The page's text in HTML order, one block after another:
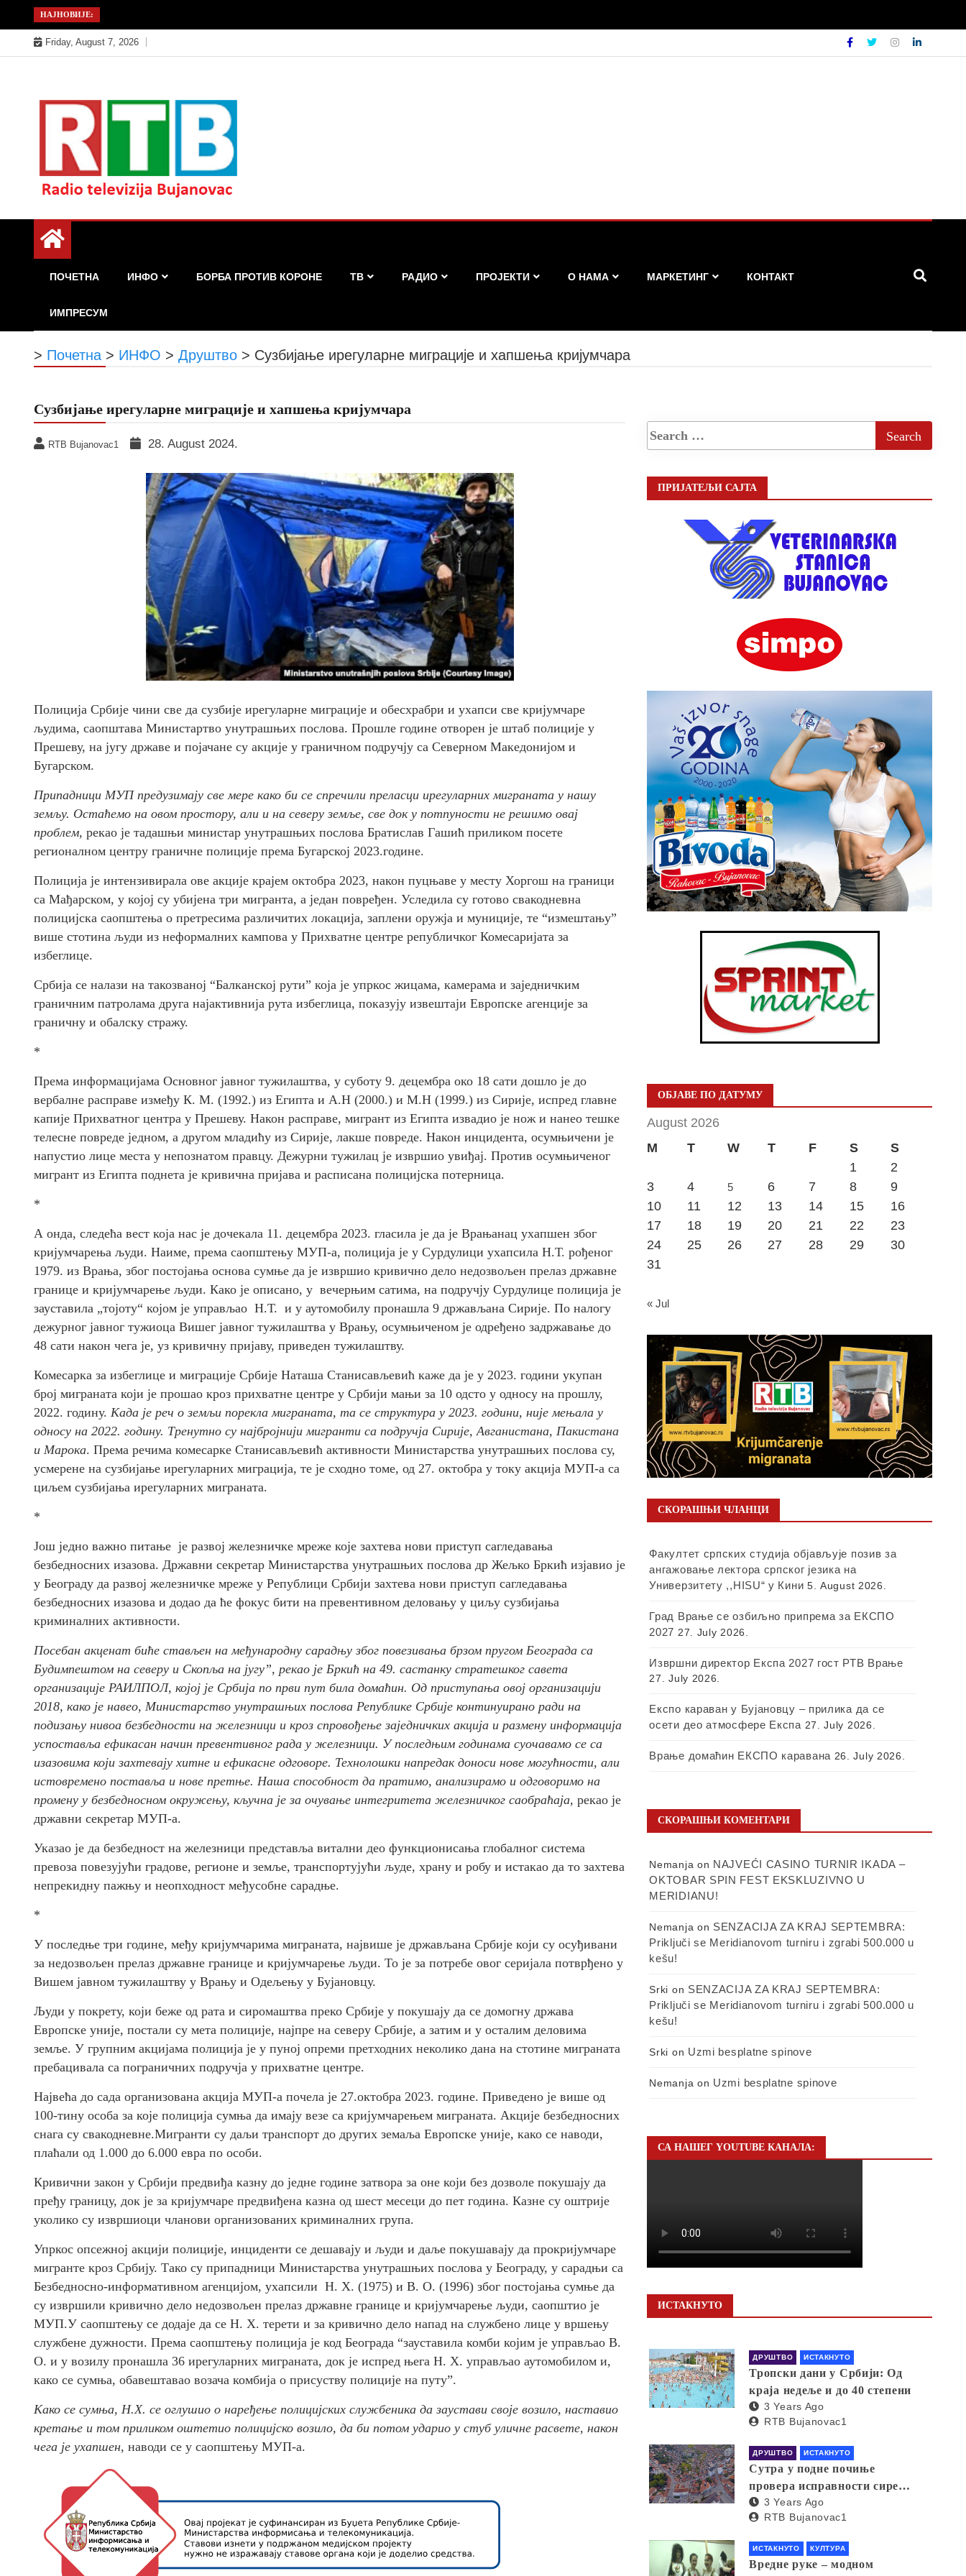
to
content
НАЈНОВИЈЕ:
Friday, August 7, 2026
РТБ Бујановац
ПОЧЕТНА ИНФО БОРБА ПРОТИВ КОРОНЕ ТВ РАДИО ПРОЈЕКТИ О НАМА МАРКЕТИНГ КОНТАКТ
ИМПРЕСУМ
> Почетна > ИНФО > Друштво > Сузбијање ирегуларне миграције и хапшења кријумчара
Сузбијање ирегуларне миграције и хапшења кријумчара
RTB Bujanovac1 28. August 2024.
Полиција Србије чини све да сузбије ирегуларне миграције и обесхрабри и ухапси све кријумчаре
људима, саопштава Министартво унутрашњих послова. Прошле године отворен је штаб полиције у
Прешеву, на југу државе и појачане су акције у граничном подручју са Северном Македонијом и
Бугарском.
Припадници МУП предузимају све мере како би се спречили преласци ирегуларних миграната у нашу
земљу. Остаћемо на овом простору, али и на северу земље, све док у потпуности не решимо овај
проблем, рекао је тадашњи министар унутрашњих послова Братислав Гашић приликом посете
регионалном центру граничне полиције према Бугарској 2023.године.
Полиција је интензивирала ове акције крајем октобра 2023, након пуцњаве у месту Хоргош на граници
са Мађарском, у којој су убијена три мигранта, а један повређен. Уследила су готово свакодневна
полицијска саопштења о претресима различитих локација, заплени оружја и муниције, те “измештању”
више стотина људи из неформалних кампова у Прихватне центре републичког Комесаријата за
избеглице.
Србија се налази на такозваној “Балканској рути” која је упркос жицама, камерама и заједничким
граничним патролама друга најактивнија рута избеглица, показују извештаји Европске агенције за
граничну и обалску стражу.
*
Према информацијама Основног јавног тужилаштва, у суботу 9. децембра око 18 сати дошло је до
вербалне расправе између К. М. (1992.) из Египта и А.Н (2000.) и М.Н (1999.) из Сирије, испред главне
капије Прихватног центра у Прешеву. Након расправе, мигрант из Египта извадио је нож и нанео тешке
телесне повреде једном, а другом младићу из Сирије, лакше повреде. Након инцидента, осумњичени је
напустио лице места у непознатом правцу. Дежурни тужилац је извршио увиђај. Против осумњиченог
мигрант из Египта поднета је кривична пријава и расписана полицијска потерница.
*
А онда, следећа вест која нас је дочекала 11. децембра 2023. гласила је да је Врањанац ухапшен због
кријумчарења људи. Наиме, према саопштењу МУП-а, полиција је у Сурдулици ухапсила Н.Т. рођеног
1979. из Врања, због постојања основа сумње да је извршио кривично дело недозвољен прелаз државне
границе и кријумчарење људи. Како је описано, у вечерњим сатима, на подручју Сурдулице полиција је
зауставила „тојоту“ којом је управљао Н.Т. и у аутомобилу пронашла 9 држављана Сирије. По налогу
дежурног јавног тужиоца Вишег јавног тужилаштва у Врању, осумњиченом је одређено задржавање до
48 сати након чега је, уз кривичну пријаву, приведен тужилаштву.
Комесарка за избеглице и миграције Србије Наташа Станисављевић каже да је у 2023. години укупан
број миграната који је прошао кроз прихватне центре у Србији мањи за 10 одсто у односу на прошлу,
2022. годину. Када је реч о земљи порекла миграната, та се структура у 2023. години, није мењала у
односу на 2022. годину. Тренутно су најбројнији мигранти са подручја Сирије, Авганистана, Пакистана
и Марока. Према речима комесарке Станисављевић активности Министарства унутрашњих послова су,
усмерене на сузбијање ирегуларних миграција, те је сходно томе, од 27. октобра у току акција МУП-а са
циљем сузбијања ирегуларних миграната.
*
Још једно важно питање је развој железничке мреже које захтева нови приступ сагледавања
безбедносних изазова. Државни секретар Министарства унутрашњих послова др Жељко Бркић изјавио је
у Београду да развој железничке мреже у Републици Србији захтева нови приступ сагледавања
безбедносних изазова и додао да ће фокус бити на превентивном деловању у циљу сузбијања
криминалних активности.
Посебан акценат биће стављен на међународну сарадњу због повезивања брзом пругом Београда са
Будимпештом на северу и Скопља на југу”, рекао је Бркић на 49. састанку стратешког савета
организације РАИЛПОЛ, којој је Србија по први пут била домаћин. Од приступања овој организацији
2018, како је навео, Министарство унутрашњих послова Републике Србије континуирано ради на
подизању нивоа безбедности на железници и кроз спровођење заједничких акција и размену информација
успоставља ефикасан начин превентивног рада у железници. У последњим годинама суочавамо се са
изазовима који захтевају хитне и ефикасне одговоре. Технолошки напредак доноси нове могућности, али
истовремено поставља и нове претње. Наша способност да пратимо, анализирамо и одговоримо на
промену у безбедносном окружењу, кључна је за очување интегритета железничког саобраћаја, рекао је
државни секретар МУП-а.
Указао је да безбедност на железници представља витални део функционисања глобалног система
превоза повезујући градове, регионе и земље, транспортујући људе, храну и робу и истакао да то захтева
непрекидну пажњу и неопходност међусобне сарадње.
*
У последње три године, међу кријумчарима миграната, највише је држављана Србије који су осуђивани
за недозвољен прелаз државне границе и кријумчарење људи. То је за потребе овог серијала потврђено у
Вишем јавном тужилаштву у Врању и Одељењу у Бујановцу.
Људи у покрету, који беже од рата и сиромаштва преко Србије у покушају да се домогну држава
Европске уније, постали су мета полиције, најпре на северу Србије, а затим и у осталим деловима
земље. У групним акцијама полиција је у пуној опреми претходних неколико дана на стотине миграната
пребацивала са пограничних подручја у прихватне центре.
Највећа до сада организована акција МУП-а почела је 27.октобра 2023. године. Приведено је више од
100-тину особа за које полиција сумња да имају везе са кријумчарењем миграната. Акције безбедносних
снага су свакодневне.Мигранти су даљи транспорт до других земаља Европске уније, како се наводи,
плаћали од 1.000 до 6.000 евра по особи.
Кривични закон у Србији предвиђа казну до једне године затвора за оне који без дозволе покушају да
пређу границу, док је за кријумчаре предвиђена казна од шест месеци до пет година. Казне су оштрије
уколико су извршиоци чланови организованих криминалних група.
Упркос опсежној акцији полиције, инциденти се дешавају и људи и даље покушавају да прокријумчаре
мигранте кроз Србију. Тако су припадници Министарства унутрашњих послова у Београду, у сарадњи са
Безбедносно-информативном агенцијом, ухапсили Н. Х. (1975) и В. О. (1996) због постојања сумње да
су извршили кривично дело недозвољен прелаз државне границе и кријумчарење људи, саопштио је
МУП.У саопштењу се додаје да се Н. Х. терети и за кривично дело напад на службено лице у вршењу
службене дужности. Према саопштењу полиција је код Београда “зауставила комби којим је управљао В.
О. и у возилу пронашла 36 ирегуларних миграната, док је испред њега Н. Х. управљао аутомобилом и,
како се сумња, обавештавао возача комбија о присуству полиције на путу”.
Како се сумња, Н.Х. се оглушио о наређење полицијских службеника да заустави своје возило, наставио
кретање и том приликом оштетио полицијско возило, да би потом ударио у стуб уличне расвете, након
чега је ухапшен, наводи се у саопштењу МУП-а.
ПРИЈАТЕЉИ САЈТА
ОБЈАВЕ ПО ДАТУМУ
August 2026
M
T W T F S
S
1
2
3
4 5 6 7 8
9
10
11 12 13 14 15
16
17
18 19 20 21 22
23
24
25 26 27 28 29
30
31
« Jul
СКОРАШЊИ ЧЛАНЦИ
Факултет српских студија објављује позив за
ангажовање лектора српског језика на
Универзитету ,,HISU“ у Кини 5. August 2026.
Град Врање се озбиљно припрема за ЕКСПО
2027 27. July 2026.
Извршни директор Експа 2027 гост РТВ Врање
27. July 2026.
Експо караван у Бујановцу – прилика да се
осети део атмосфере Експа 27. July 2026.
Врање домаћин ЕКСПО каравана 26. July 2026.
СКОРАШЊИ КОМЕНТАРИ
Nemanja on NAJVEĆI CASINO TURNIR IKADA –
OKTOBAR SPIN FEST EKSKLUZIVNO U
MERIDIANU!
Nemanja on SENZACIJA ZA KRAJ SEPTEMBRA:
Priključi se Meridianovom turniru i zgrabi 500.000 u
kešu!
Srki on SENZACIJA ZA KRAJ SEPTEMBRA:
Priključi se Meridianovom turniru i zgrabi 500.000 u
kešu!
Srki on Uzmi besplatne spinove
Nemanja on Uzmi besplatne spinove
СА НАШЕГ YOUTUBE КАНАЛА:
ИСТАКНУТО
ДРУШТВО ИСТАКНУТО
Тропски дани у Србији: Од
краја недеље и до 40 степени
3 Years Ago
RTB Bujanovac1
ДРУШТВО ИСТАКНУТО
Сутра у подне почиње
провера исправности сирена
за узбуњивање
3 Years Ago
RTB Bujanovac1
ИСТАКНУТО КУЛТУРА
Вредне руке – модном